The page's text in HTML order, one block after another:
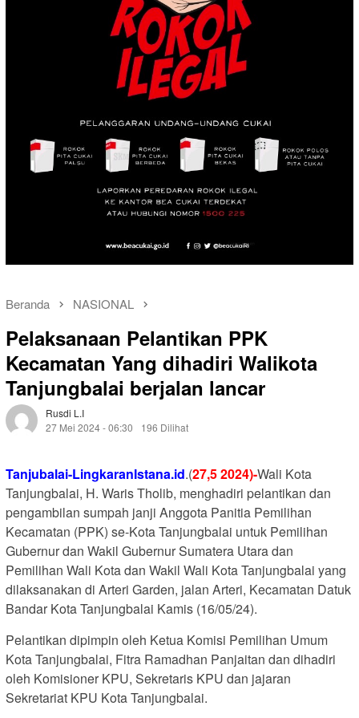
Beranda NASIONAL
Pelaksanaan Pelantikan PPK
Kecamatan Yang dihadiri Walikota
Tanjungbalai berjalan lancar
Rusdi L.i
27 Mei 2024 - 06:30
196 Dilihat
Tanjubalai-LingkaranIstana.id.(27,5 2024)-Wali Kota
Tanjungbalai, H. Waris Tholib, menghadiri pelantikan dan
pengambilan sumpah janji Anggota Panitia Pemilihan
Kecamatan (PPK) se-Kota Tanjungbalai untuk Pemilihan
Gubernur dan Wakil Gubernur Sumatera Utara dan
Pemilihan Wali Kota dan Wakil Wali Kota Tanjungbalai yang
dilaksanakan di Arteri Garden, jalan Arteri, Kecamatan Datuk
Bandar Kota Tanjungbalai Kamis (16/05/24).
Pelantikan dipimpin oleh Ketua Komisi Pemilihan Umum
Kota Tanjungbalai, Fitra Ramadhan Panjaitan dan dihadiri
oleh Komisioner KPU, Sekretaris KPU dan jajaran
Sekretariat KPU Kota Tanjungbalai.